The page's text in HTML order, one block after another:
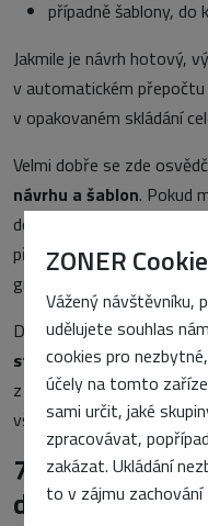
ZONER
Vážený návštěvníku,
udělujete souhlas
cookies pro
účely na tomto
sami určit, jaké
zpracovávat,
zakázat. Ukládání
to v zájmu
případně šablony, do
Jakmile je návrh hotový,
v automatickém
v opakovaném skládání
Velmi dobře se zde
návrhu a šablon. Pokud
do samostatných bloků,
přizpůsobit a pouze
grafické koncepce.
Díky tomu může mít tým
standardních formátů
z jednoho návrhu je
všechny kanály.
7) Kontrola
displeji je